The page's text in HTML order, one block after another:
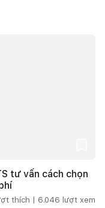
tư vấn cách chọn
thích | 6.046 lượt xem